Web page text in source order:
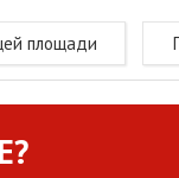
площади